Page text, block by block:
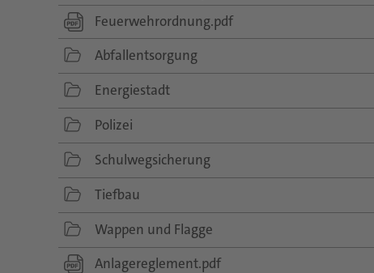
Feuerwehrordnung.pdf
folder
icon
Abfallentsorgung
folder
icon
Energiestadt
folder
icon
Polizei
folder
icon
Schulwegsicherung
folder
icon
Tiefbau
folder
icon
Wappen und Flagge
Anlagereglement.pdf